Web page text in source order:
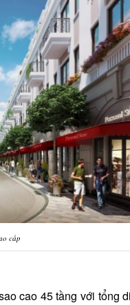
cấp
cao 45 tầng với tổng